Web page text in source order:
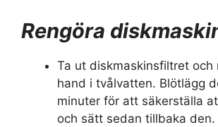
Rengöra
Ta ut diskmaskinsfiltret och
hand i tvålvatten. Blötlägg
minuter för att säkerställa
och sätt sedan tillbaka den.